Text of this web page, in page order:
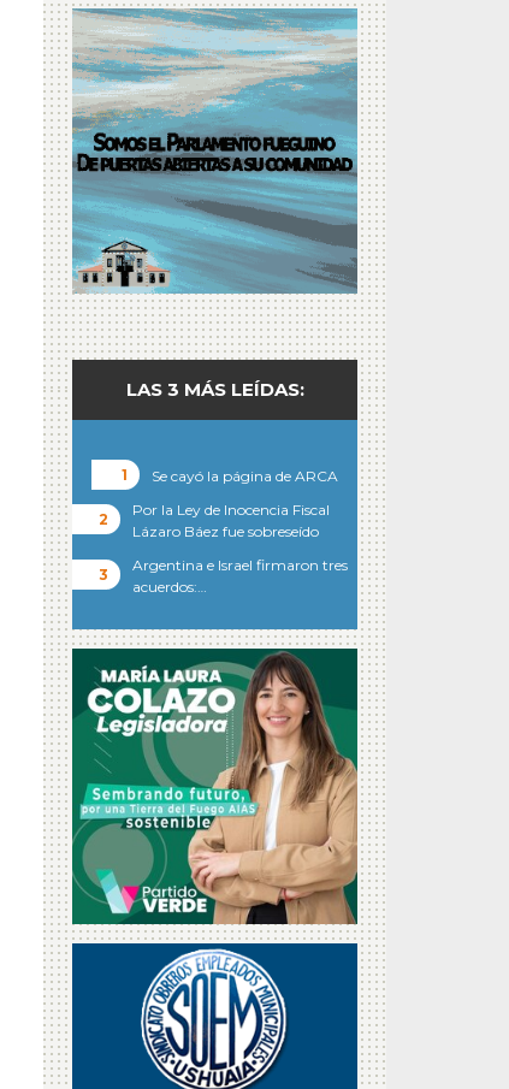
LAS 3 MÁS LEÍDAS:
Se cayó la página de ARCA
Por la Ley de Inocencia Fiscal
Lázaro Báez fue sobreseído
Argentina e Israel firmaron tres
acuerdos:…